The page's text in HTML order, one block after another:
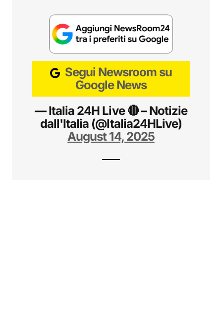
Segui Newsroom su
Google News
— Italia 24H Live 🔴 – Notizie
dall'Italia (@Italia24HLive)
August 14, 2025